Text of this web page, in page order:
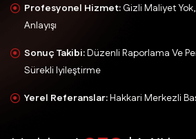
Profesyonel Hizmet: Gizli Maliyet
Anlayışı
Sonuç Takibi:Düzenli Raporlama Ve
Sürekli Iyileştirme
Yerel Referanslar:Hakkari Merkezli